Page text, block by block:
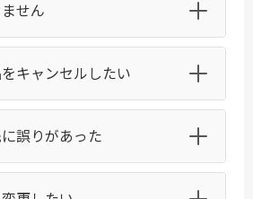
せん
キャンセルしたい
誤りがあった